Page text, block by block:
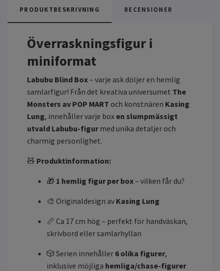
PRODUKTBESKRIVNING RECENSIONER
Överraskningsfigur i
miniformat
Labubu Blind Box– varje ask döljer en hemlig
samlarfigur! Från det kreativa universumet The
Monsters av POP MART och konstnären Kasing
Lung, innehåller varje box en slumpmässigt
utvald Labubu-figurmed unika detaljer och
charmig personlighet.
🧸 Produktinformation:
🎁 1 hemlig figur per box– vilken får du?
🎨 Originaldesign av Kasing Lung
📏 Ca 17 cm hög – perfekt för handväskan,
skrivbord eller samlarhyllan
🎲 Serien innehåller 6olika figurer,
inklusive möjliga hemliga/chase-figurer